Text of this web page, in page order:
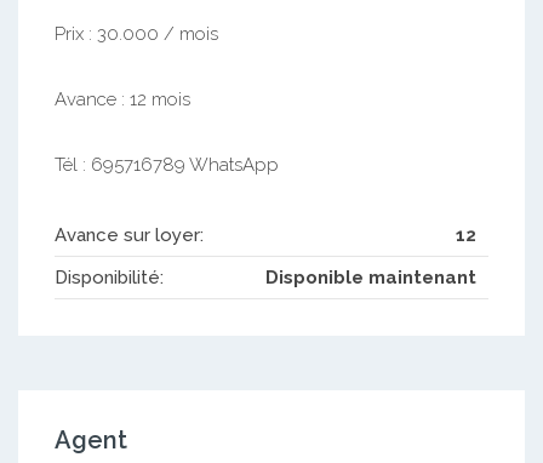
Prix : 30.000 / mois
Avance : 12 mois
Tél : 695716789 WhatsApp
Avance sur loyer:
12
Disponibilité:
Disponible maintenant
Agent